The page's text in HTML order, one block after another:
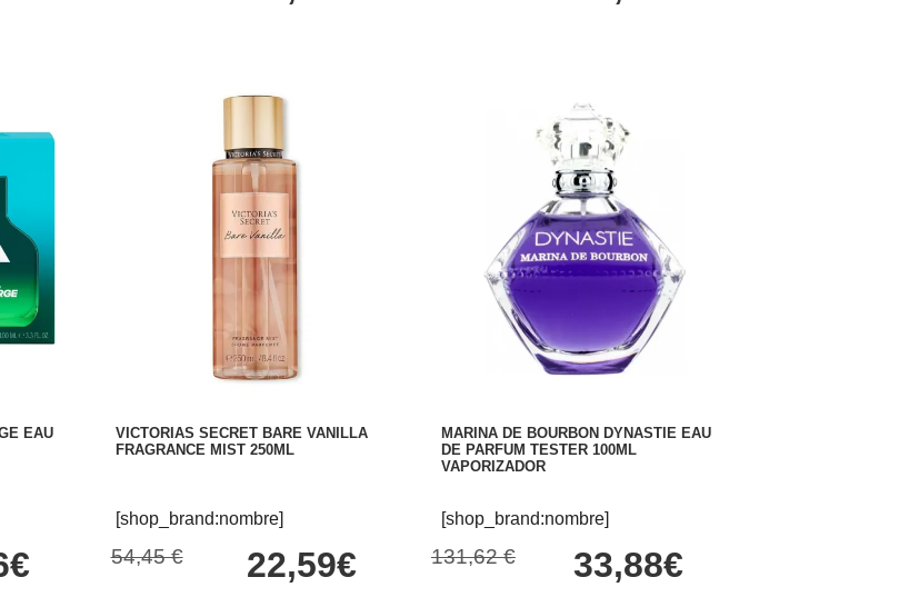
EAU
VICTORIAS SECRET BARE VANILLA
FRAGRANCE MIST 250ML
[shop_brand:nombre]
54,45 € 22,59€
MARINA DE BOURBON DYNASTIE EAU
DE PARFUM TESTER 100ML
VAPORIZADOR
[shop_brand:nombre]
131,62 € 33,88€